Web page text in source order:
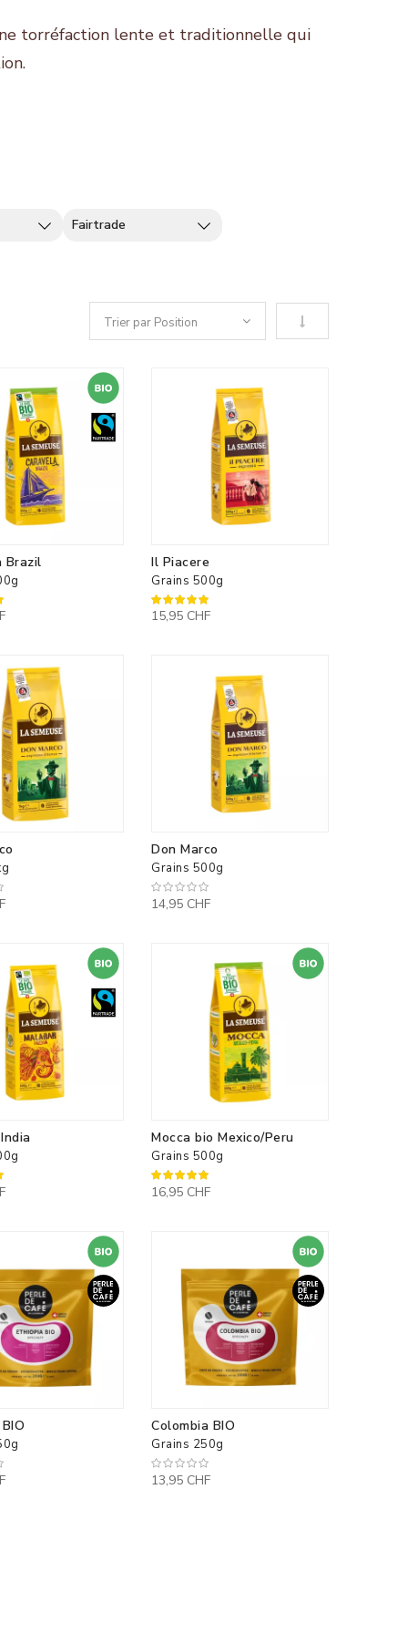
torréfaction lente et traditionnelle qui
Fairtrade
Définir le sens
Brazil Il Piacere
Grains 500g
100%
15,95 CHF
Don Marco
Grains 500g
14,95 CHF
Mocca bio Mexico/Peru
Grains 500g
100%
16,95 CHF
Colombia BIO
Grains 250g
13,95 CHF